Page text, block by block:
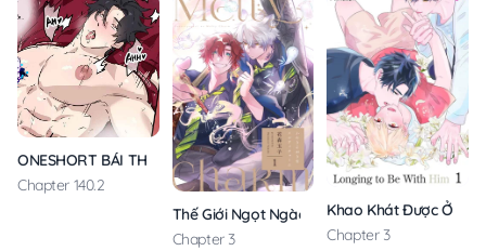
ONESHORT BÁI THIẾN
Chapter 140.2
Thế Giới Ngọt Ngào Của Đôi Ta
Chapter 3
Khao Khát Được Ở
Chapter 3